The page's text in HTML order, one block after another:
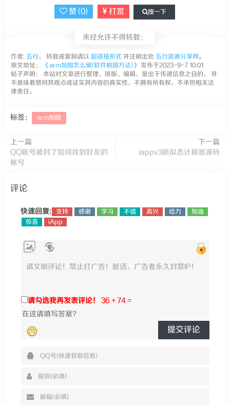
赞 (0) 打赏 搜一下
未经允许不得转载：
作者: 五行， 转载或复制请以 超链接形式 并注明出处 五行资源分享网。
原文地址：
《arm加固怎么破(软件脱固方法)》 发布于2023-9-7 10:01
帖子声明： 本站对文章进行整理、排版、编辑，是出于传递信息之目的， 并
不意味着赞同其观点或证实其内容的真实性，不拥有所有权，不承担相关法
律责任。
标签： arm加固
上一篇
QQ账号被封了如何找到好友的
账号
下一篇
iappv3新拟态计算器源码
评论
快速回复: 支持 感谢 学习 不错 高兴 给力
加油
惊喜
iApp
请勾选我再发表评论！ 36 + 74=
提交评论